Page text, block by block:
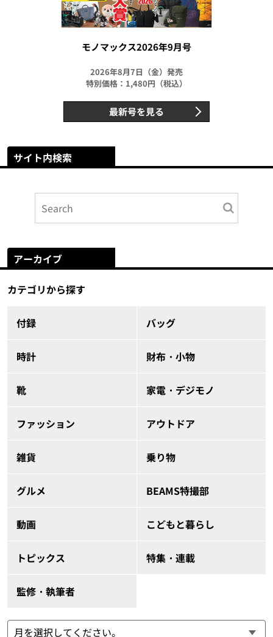
モノマックス2026年9月号
2026年8月7日（金）発売
特別価格：1,480円（税込）
最新号を見る
サイト内検索
アーカイブ
カテゴリから探す
付録 バッグ
時計 財布・小物
靴 家電・デジモノ
ファッション アウトドア
雑貨 乗り物
グルメ BEAMS特撮部
動画 こどもと暮らし
トピックス 特集・連載
監修・執筆者